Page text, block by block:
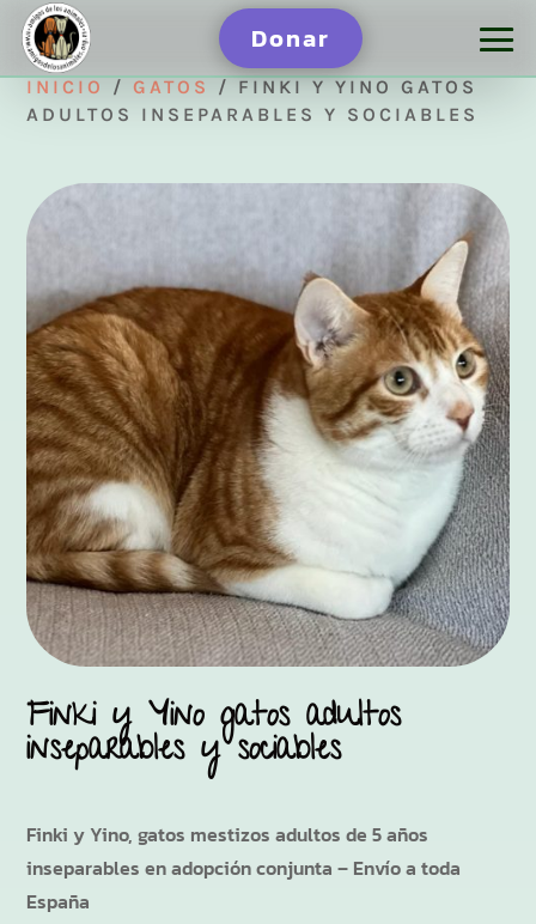
Donar
INICIO / GATOS
/ FINKI Y YINO GATOS
ADULTOS INSEPARABLES Y SOCIABLES
Finki y Yino gatos adultos
inseparables y sociables
Finki y Yino, gatos mestizos adultos de 5 años
inseparables en adopción conjunta – Envío a toda
España